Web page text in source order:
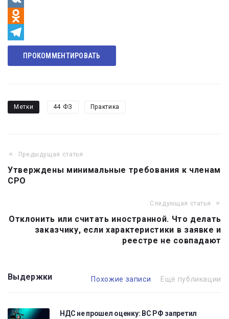
VK
Odnoklassniki
Telegram
ПРОКОММЕНТИРОВАТЬ
Метки 44 ФЗ Практика
Навигация
по
Предыдущая статья
Утверждены минимальные требования к членам
СРО
Следующая статья
Отклонить или считать иностранной. Что делать
заказчику, если характеристики в заявке и
реестре не совпадают
Выдержки Похожие записи Ещё публикации
НДС не прошел оценку: ВС РФ запретил